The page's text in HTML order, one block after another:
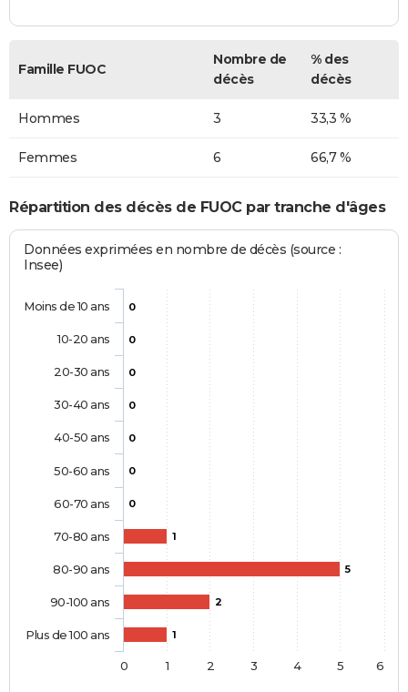
Famille FUOC
Nombre de
décès
% des
décès
Hommes 3 33,3 %
Femmes 6 66,7 %
Répartition des décès de FUOC par tranche d'âges
Données exprimées en nombre de décès (source :
Insee)
0
0
0
0
0
0
0
1
5
2
1
Moins de 10 ans
10-20 ans
20-30 ans
30-40 ans
40-50 ans
50-60 ans
60-70 ans
70-80 ans
80-90 ans
90-100 ans
Plus de 100 ans
0 1 2 3 4 5 6